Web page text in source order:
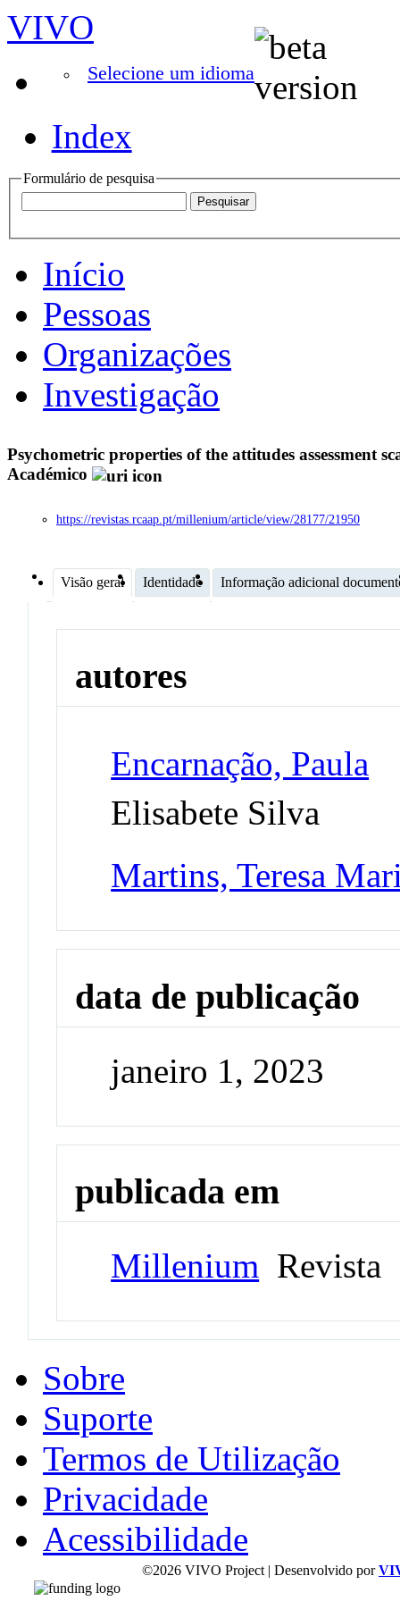
VIVO
Selecione um idioma
Index
Formulário de pesquisa
Início
Pessoas
Organizações
Investigação
Psychometric properties of the attitudes assessment
Académico
https://revistas.rcaap.pt/millenium/article/view/28177/21950
Visão geral Identidade Informação adicional
autores
Encarnação, Paula
Elisabete Silva
Martins, Teresa
data de publicação
janeiro 1, 2023
publicada em
Millenium Revista
Sobre
Suporte
Termos de Utilização
Privacidade
Acessibilidade
©2026 VIVO Project | Desenvolvido por